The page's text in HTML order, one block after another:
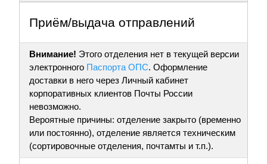
Приём/выдача отправлений
Внимание! Этого отделения нет в текущей версии
электронного Паспорта ОПС. Оформление
доставки в него через Личный кабинет
корпоративных клиентов Почты России
невозможно.
Вероятные причины: отделение закрыто (временно
или постоянно), отделение является техническим
(сортировочные отделения, почтамты и т.п.).